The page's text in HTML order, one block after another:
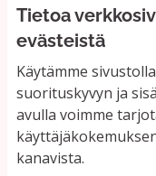
Tietoa
evästeistä
Käytämme
suorituskyvyn ja
avulla voimme
kanavista.
11101 Riihimäki
Vaihde: 019 758 4000
Yhteystiedot ja
Käyttöehdot